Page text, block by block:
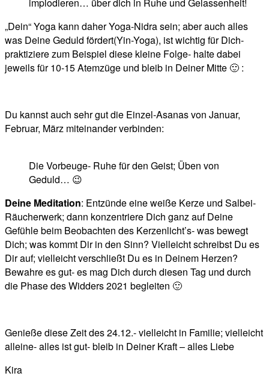
„Dein“ Yoga kann daher Yoga-Nidra sein; aber auch alles
was Deine Geduld fördert(Yin-Yoga), ist wichtig für Dich-
praktiziere zum Beispiel diese kleine Folge- halte dabei
jeweils für 10-15 Atemzüge und bleib in Deiner Mitte 🙂 :
Du kannst auch sehr gut die Einzel-Asanas von Januar,
Februar, März miteinander verbinden:
Die Vorbeuge- Ruhe für den Geist; Üben von
Geduld… 😉
Deine Meditation: Entzünde eine weiße Kerze und Salbei-
Räucherwerk; dann konzentriere Dich ganz auf Deine
Gefühle beim Beobachten des Kerzenlicht’s- was bewegt
Dich; was kommt Dir in den Sinn? Vielleicht schreibst Du es
Dir auf; vielleicht verschließt Du es in Deinem Herzen?
Bewahre es gut- es mag Dich durch diesen Tag und durch
die Phase des Widders 2021 begleiten 🙂
Genieße diese Zeit des 24.12.- vielleicht in Familie; vielleicht
alleine- alles ist gut- bleib in Deiner Kraft – alles Liebe
Kira